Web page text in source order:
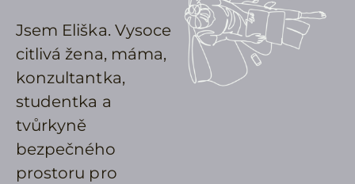
Jsem Eliška. Vysoce
citlivá žena, máma,
konzultantka,
studentka a
tvůrkyně
bezpečného
prostoru pro